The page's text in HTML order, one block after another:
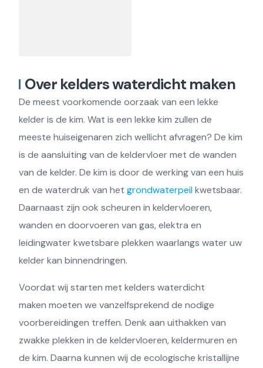
Over kelders waterdicht maken
De meest voorkomende oorzaak van een lekke
kelder is de kim. Wat is een lekke kim zullen de
meeste huiseigenaren zich wellicht afvragen? De kim
is de aansluiting van de keldervloer met de wanden
van de kelder. De kim is door de werking van een huis
en de waterdruk van het grondwaterpeilkwetsbaar.
Daarnaast zijn ook scheuren in keldervloeren,
wanden en doorvoeren van gas, elektra en
leidingwater kwetsbare plekken waarlangs water uw
kelder kan binnendringen.
Voordat wij starten met kelders waterdicht
maken moeten we vanzelfsprekend de nodige
voorbereidingen treffen. Denk aan uithakken van
zwakke plekken in de keldervloeren, keldermuren en
de kim. Daarna kunnen wij de ecologische kristallijne